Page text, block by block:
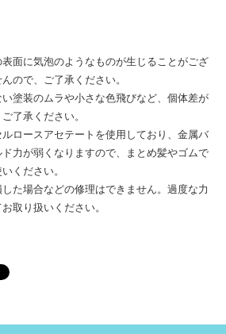
面に気泡のようなものが生じることがござ
ので、ご了承ください。
塗装のムラや小さな色飛びなど、個体差が
了承ください。
ロースアセテートを使用しており、金属バ
力が弱くなりますので、まとめ髪やゴムで
ください。
た場合などの修理はできません。過度な力
取り扱いください。